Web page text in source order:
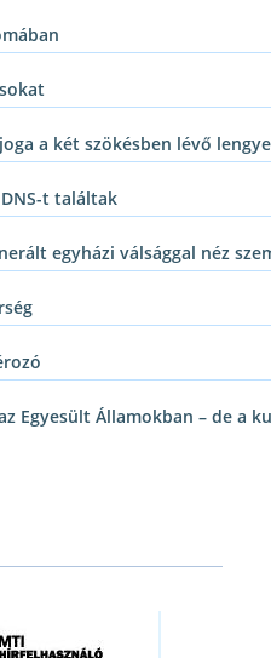
a két szökésben lévő
t találtak
egyházi válsággal néz
Egyesült Államokban – de a